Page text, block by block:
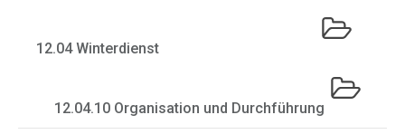
12.04 Winterdienst
12.04.10 Organisation und Durchführung